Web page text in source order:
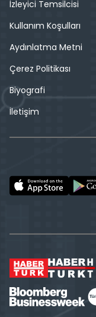
İzleyici Temsilcisi
Kullanım Koşulları
Aydınlatma Metni
Çerez Politikası
Biyografi
İletişim